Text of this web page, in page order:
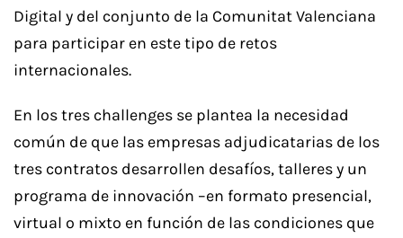
Digital y del conjunto de la Comunitat Valenciana
para participar en este tipo de retos
internacionales.
En los tres challenges se plantea la necesidad
común de que las empresas adjudicatarias de los
tres contratos desarrollen desafíos, talleres y un
programa de innovación –en formato presencial,
virtual o mixto en función de las condiciones que